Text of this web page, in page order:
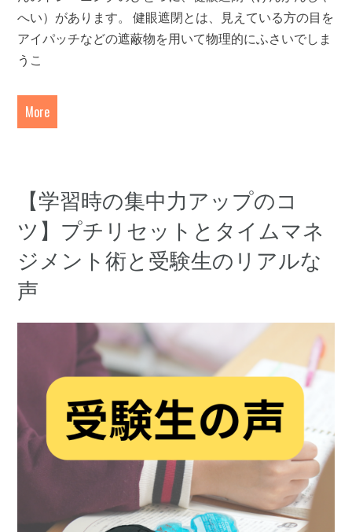
へい）があります。 健眼遮閉とは、見えている方の目を
アイパッチなどの遮蔽物を用いて物理的にふさいでしま
うこ
More
【学習時の集中力アップのコ
ツ】プチリセットとタイムマネ
ジメント術と受験生のリアルな
声